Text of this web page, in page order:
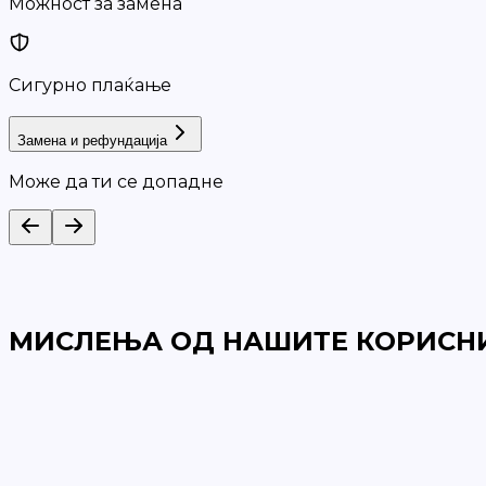
Сигурно плаќање
Замена и рефундација
Може да ти се допадне
МИСЛЕЊА ОД НАШИТЕ